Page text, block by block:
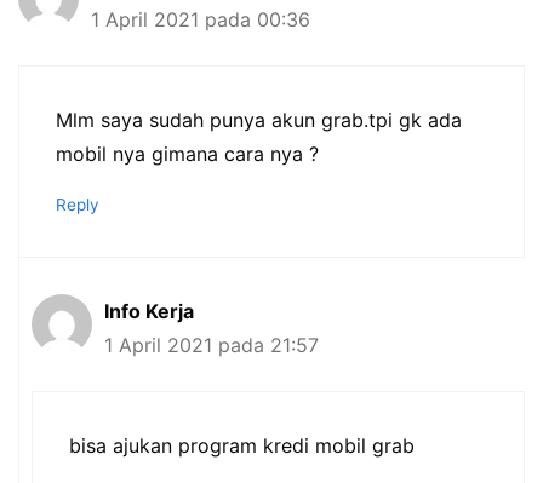
1 April 2021 pada 00:36
Mlm saya sudah punya akun grab.tpi gk ada
mobil nya gimana cara nya ?
Reply
Info Kerja
1 April 2021 pada 21:57
bisa ajukan program kredi mobil grab